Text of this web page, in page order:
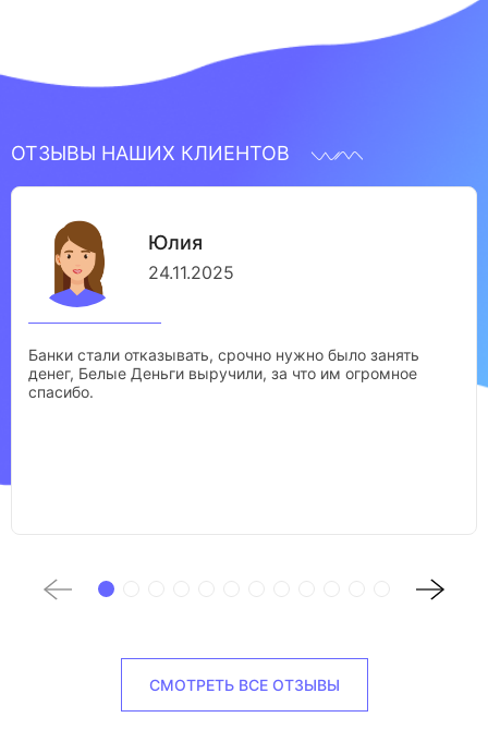
ОТЗЫВЫ НАШИХ КЛИЕНТОВ
Юлия
24.11.2025
Банки стали отказывать, срочно нужно было занять
денег, Белые Деньги выручили, за что им огромное
спасибо.
СМОТРЕТЬ ВСЕ ОТЗЫВЫ